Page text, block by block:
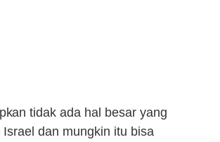
tidak ada hal besar yang
dan mungkin itu bisa